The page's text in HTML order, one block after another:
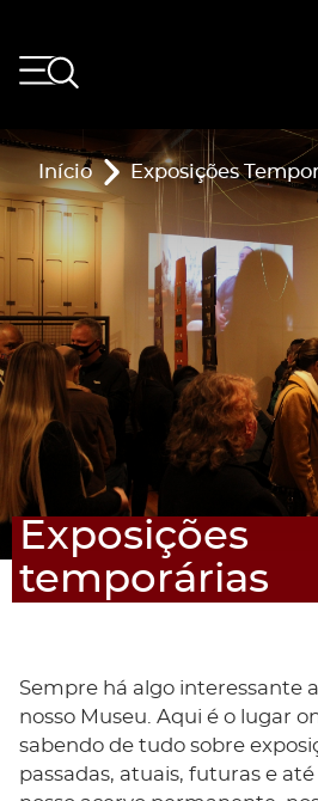
Exposições
temporárias
Início Exposições
Sempre há algo interessante
nosso Museu. Aqui é o lugar
sabendo de tudo sobre
passadas, atuais, futuras e